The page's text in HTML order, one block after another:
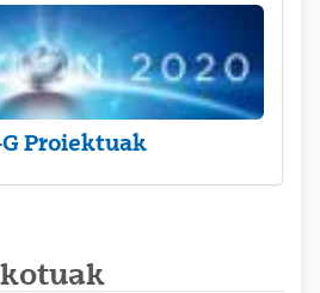
Proiektuak